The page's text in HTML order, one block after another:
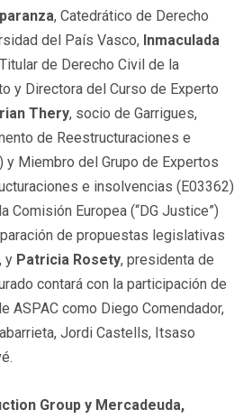
, Catedrático de Derecho
del País Vasco, Inmaculada
de Derecho Civil de la
y Directora del Curso de Experto
Thery, socio de Garrigues,
de Reestructuraciones e
y Miembro del Grupo de Expertos
e insolvencias (E03362)
Comisión Europea (“DG Justice”)
de propuestas legislativas
y Patricia Rosety, presidenta de
contará con la participación de
ASPAC como Diego Comendador,
Jordi Castells, Itsaso
Group y Mercadeuda,